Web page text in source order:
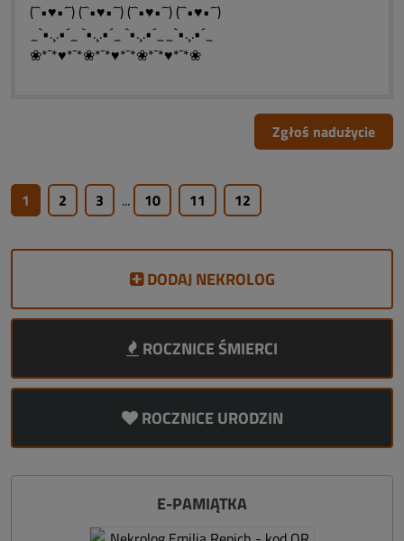
(¯`•♥•´¯) (¯`•♥•´¯) (¯`•♥•´¯) (¯`•♥•´¯)
_`•.¸.•´_ `•.¸.•´_ `•.¸.•´__`•.¸.•´_
❀*¯*♥*¯*❀*¯*♥*¯*❀*¯*♥*¯*❀
Zgłoś nadużycie
1 2 3 ... 10 11 12
DODAJ NEKROLOG
ROCZNICE ŚMIERCI
ROCZNICE URODZIN
E-PAMIĄTKA